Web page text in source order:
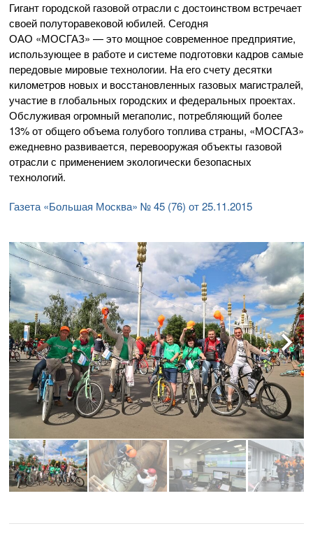
Гигант городской газовой отрасли с достоинством встречает
своей полуторавековой юбилей. Сегодня
ОАО «МОСГАЗ» — это мощное современное предприятие,
использующее в работе и системе подготовки кадров самые
передовые мировые технологии. На его счету десятки
километров новых и восстановленных газовых магистралей,
участие в глобальных городских и федеральных проектах.
Обслуживая огромный мегаполис, потребляющий более
13% от общего объема голубого топлива страны, «МОСГАЗ»
ежедневно развивается, перевооружая объекты газовой
отрасли с применением экологически безопасных
технологий.
Газета «Большая Москва» № 45 (76) от 25.11.2015